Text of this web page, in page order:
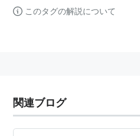
このタグの解説について
関連ブログ